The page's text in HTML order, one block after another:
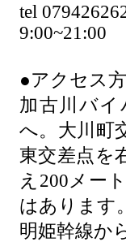
tel
9:00~21:00
●アクセス
加古川バ
へ。大川町
東交差点を
え200メー
はあります。
明姫幹線か